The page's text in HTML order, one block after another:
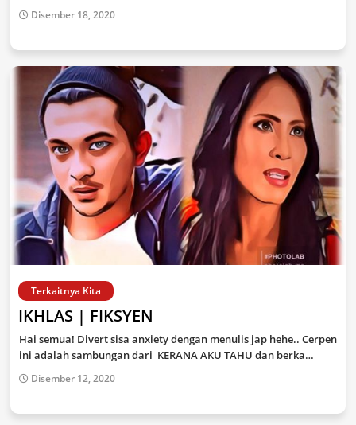
Disember 18, 2020
Terkaitnya Kita
IKHLAS | FIKSYEN
Hai semua! Divert sisa anxiety dengan menulis jap hehe.. Cerpen
ini adalah sambungan dari KERANA AKU TAHU dan berka…
Disember 12, 2020